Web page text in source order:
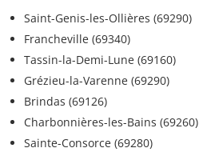
Saint-Genis-les-Ollières (69290)
Francheville (69340)
Tassin-la-Demi-Lune (69160)
Grézieu-la-Varenne (69290)
Brindas (69126)
Charbonnières-les-Bains (69260)
Sainte-Consorce (69280)